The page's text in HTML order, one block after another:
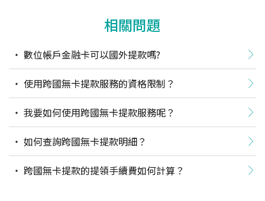
相關問題
數位帳戶金融卡可以國外提款嗎?
使用跨國無卡提款服務的資格限制？
我要如何使用跨國無卡提款服務呢？
如何查詢跨國無卡提款明細？
跨國無卡提款的提領手續費如何計算？